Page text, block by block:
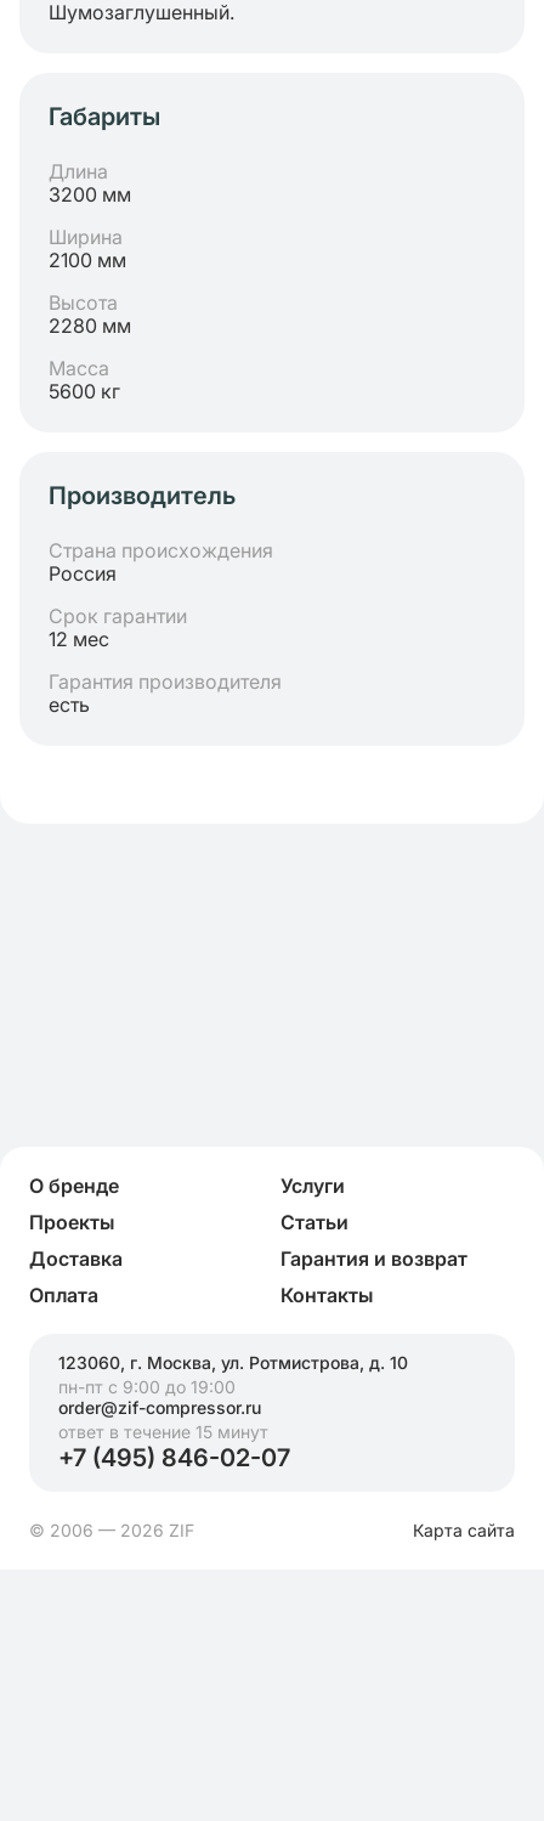
Шумозаглушенный.
Габариты
Длина
3200 мм
Ширина
2100 мм
Высота
2280 мм
Масса
5600 кг
Производитель
Страна происхождения
Россия
Срок гарантии
12 мес
Гарантия производителя
есть
О бренде
Услуги
Проекты
Статьи
Доставка
Гарантия и возврат
Оплата
Контакты
123060, г. Москва, ул. Ротмистрова, д. 10
пн-пт с 9:00 до 19:00
order@zif-compressor.ru
ответ в течение 15 минут
+7 (495) 846-02-07
© 2006 — 2026 ZIF Карта сайта